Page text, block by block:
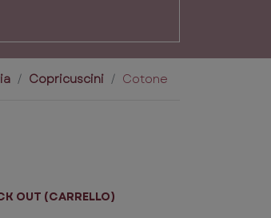
Copricuscini Cotone
OUT (CARRELLO)